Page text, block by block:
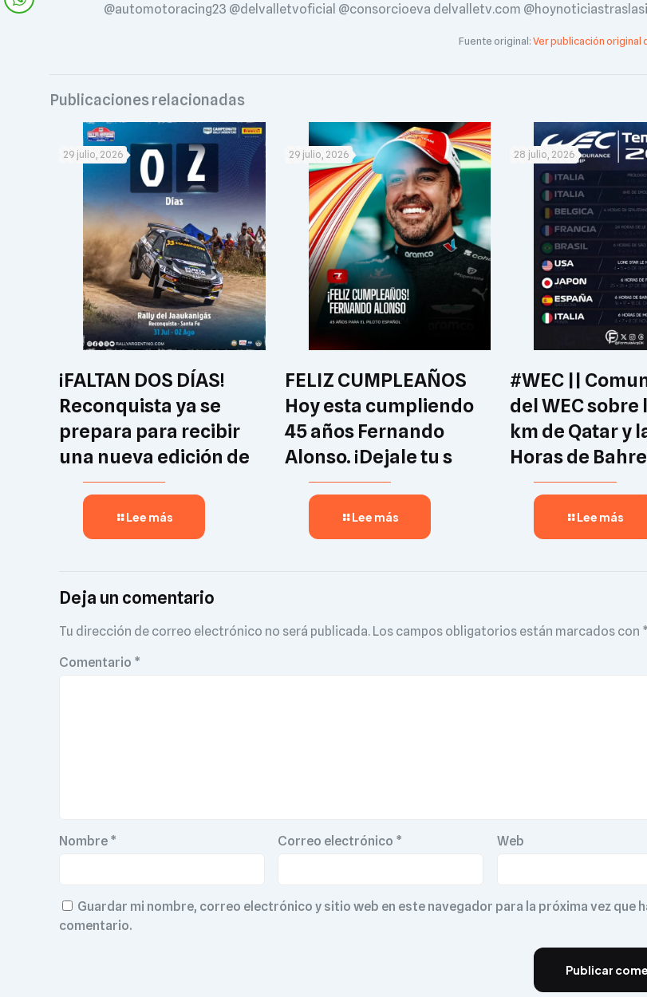
@automotoracing23 @delvalletvoficial @consorcioeva delvalletv.com
Fuente original:Ver publicación original
Publicaciones relacionadas
29 julio, 2026
¡FALTAN DOS DÍAS!
Reconquista ya se
prepara para recibir
una nueva edición de
Lee más
29 julio, 2026
FELIZ CUMPLEAÑOS
Hoy esta cumpliendo
45 años Fernando
Alonso. ¡Dejale tu s
Lee más
28 julio, 2026
#WEC ||
del WEC sobre
km de Qatar y
Horas de
Lee más
Deja un comentario
Tu dirección de correo electrónico no será publicada. Los campos obligatorios están marcados con *
Comentario *
Nombre * Correo electrónico * Web
Guardar mi nombre, correo electrónico y sitio web en este navegador para la próxima vez que
comentario.